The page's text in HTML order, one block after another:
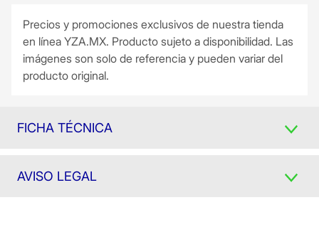
Precios y promociones exclusivos de nuestra tienda
en línea YZA.MX. Producto sujeto a disponibilidad. Las
imágenes son solo de referencia y pueden variar del
producto original.
FICHA TÉCNICA
AVISO LEGAL